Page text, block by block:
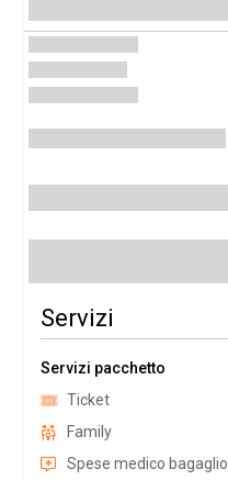
Servizi
Servizi pacchetto
Ticket
Family
Spese medico bagaglio